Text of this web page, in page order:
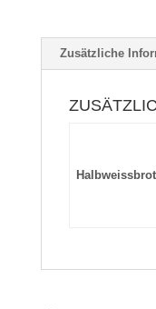
Zusätzliche
Halbweissbrot